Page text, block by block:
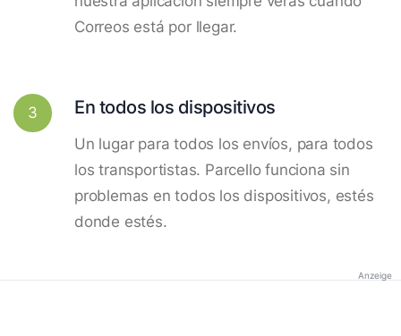
Correos está por llegar.
3 En todos los dispositivos
Un lugar para todos los envíos, para todos
los transportistas. Parcello funciona sin
problemas en todos los dispositivos, estés
donde estés.
Anzeige